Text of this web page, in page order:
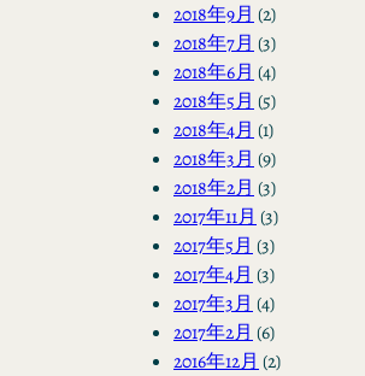
2018年9月 (2)
2018年7月 (3)
2018年6月 (4)
2018年5月 (5)
2018年4月 (1)
2018年3月 (9)
2018年2月 (3)
2017年11月 (3)
2017年5月 (3)
2017年4月 (3)
2017年3月 (4)
2017年2月 (6)
2016年12月 (2)